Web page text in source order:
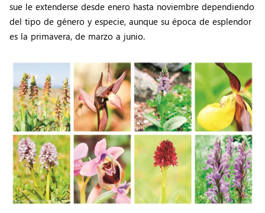
sue le extenderse desde enero hasta noviembre dependiendo
del tipo de género y especie, aunque su época de esplendor
es la primavera, de marzo a junio.